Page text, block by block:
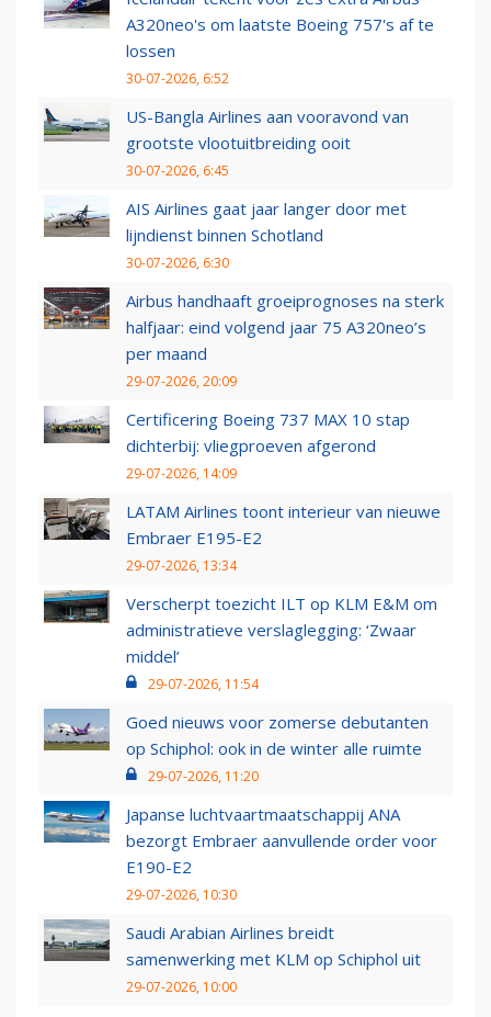
A320neo's om laatste Boeing 757's af te
lossen
30-07-2026, 6:52
US-Bangla Airlines aan vooravond van
grootste vlootuitbreiding ooit
30-07-2026, 6:45
AIS Airlines gaat jaar langer door met
lijndienst binnen Schotland
30-07-2026, 6:30
Airbus handhaaft groeiprognoses na sterk
halfjaar: eind volgend jaar 75 A320neo’s
per maand
29-07-2026, 20:09
Certificering Boeing 737 MAX 10 stap
dichterbij: vliegproeven afgerond
29-07-2026, 14:09
LATAM Airlines toont interieur van nieuwe
Embraer E195-E2
29-07-2026, 13:34
Verscherpt toezicht ILT op KLM E&M om
administratieve verslaglegging: ‘Zwaar
middel’
29-07-2026, 11:54
Goed nieuws voor zomerse debutanten
op Schiphol: ook in de winter alle ruimte
29-07-2026, 11:20
Japanse luchtvaartmaatschappij ANA
bezorgt Embraer aanvullende order voor
E190-E2
29-07-2026, 10:30
Saudi Arabian Airlines breidt
samenwerking met KLM op Schiphol uit
29-07-2026, 10:00